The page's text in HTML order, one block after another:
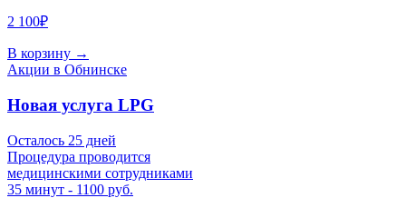
2 100₽
В корзину →
Акции в Обнинске
Новая услуга LPG
Осталось 25 дней
Процедура проводится
медицинскими сотрудниками
35 минут - 1100 руб.